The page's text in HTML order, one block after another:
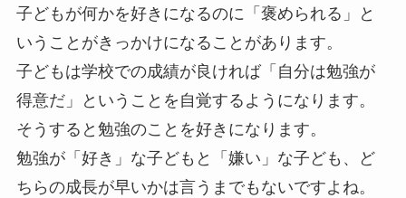
子どもが何かを好きになるのに「褒められる」と
いうことがきっかけになることがあります。
子どもは学校での成績が良ければ「自分は勉強が
得意だ」ということを自覚するようになります。
そうすると勉強のことを好きになります。
勉強が「好き」な子どもと「嫌い」な子ども、ど
ちらの成長が早いかは言うまでもないですよね。